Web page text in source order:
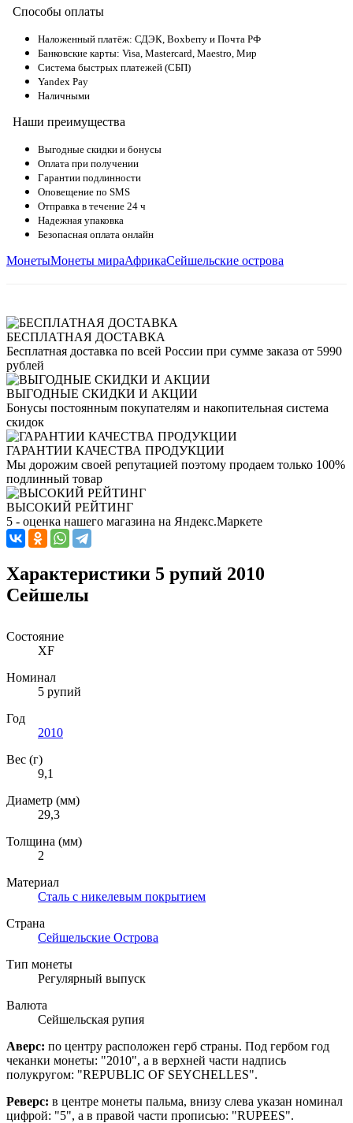
Способы оплаты
Наложенный платёж: СДЭК, Boxberry и Почта РФ
Банковские карты: Visa, Mastercard, Maestro, Мир
Система быстрых платежей (СБП)
Yandex Pay
Наличными
Наши преимущества
Выгодные скидки и бонусы
Оплата при получении
Гарантии подлинности
Оповещение по SMS
Отправка в течение 24 ч
Надежная упаковка
Безопасная оплата онлайн
МонетыМонеты мираАфрикаСейшельские острова
БЕСПЛАТНАЯ ДОСТАВКА
Бесплатная доставка по всей России при сумме заказа от 5990
рублей
ВЫГОДНЫЕ СКИДКИ И АКЦИИ
Бонусы постоянным покупателям и накопительная система
скидок
ГАРАНТИИ КАЧЕСТВА ПРОДУКЦИИ
Мы дорожим своей репутацией поэтому продаем только 100%
подлинный товар
ВЫСОКИЙ РЕЙТИНГ
5 - оценка нашего магазина на Яндекс.Маркете
Характеристики 5 рупий 2010
Сейшелы
Состояние
XF
Номинал
5 рупий
Год
2010
Вес (г)
9,1
Диаметр (мм)
29,3
Толщина (мм)
2
Материал
Сталь с никелевым покрытием
Страна
Сейшельские Острова
Тип монеты
Регулярный выпуск
Валюта
Сейшельская рупия
Аверс: по центру расположен герб страны. Под гербом год
чеканки монеты: "2010", а в верхней части надпись
полукругом: "REPUBLIC OF SEYCHELLES".
Реверс: в центре монеты пальма, внизу слева указан номинал
цифрой: "5", а в правой части прописью: "RUPEES".